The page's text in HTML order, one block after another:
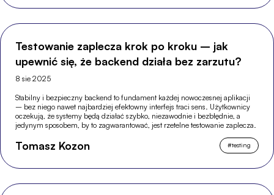
Testowanie zaplecza krok po kroku – jak
upewnić się, że backend działa bez zarzutu?
8 sie 2025
Stabilny i bezpieczny backend to fundament każdej nowoczesnej aplikacji
– bez niego nawet najbardziej efektowny interfejs traci sens. Użytkownicy
oczekują, że systemy będą działać szybko, niezawodnie i bezbłędnie, a
jedynym sposobem, by to zagwarantować, jest rzetelne testowanie zaplecza.
Tomasz Kozon #testing